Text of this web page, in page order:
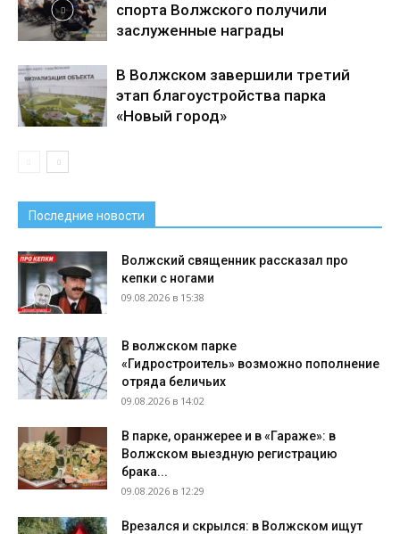
спорта Волжского получили
заслуженные награды
В Волжском завершили третий
этап благоустройства парка
«Новый город»
Последние новости
Волжский священник рассказал про
кепки с ногами
09.08.2026 в 15:38
В волжском парке
«Гидростроитель» возможно пополнение
отряда беличьих
09.08.2026 в 14:02
В парке, оранжерее и в «Гараже»: в
Волжском выездную регистрацию
брака...
09.08.2026 в 12:29
Врезался и скрылся: в Волжском ищут